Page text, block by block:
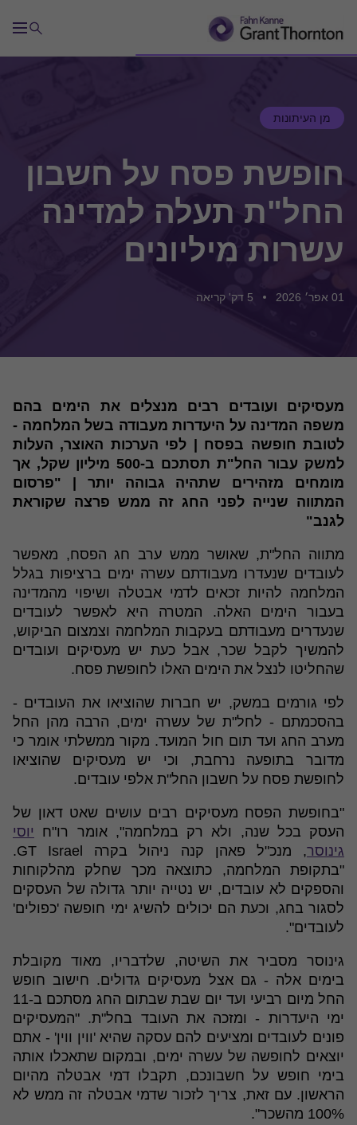
מן העיתונות
חופשת פסח על חשבון
החל"ת תעלה למדינה
עשרות מיליונים
01 אפר׳ 2026 5 דק' קריאה
מעסיקים ועובדים רבים מנצלים את הימים בהם
משפה המדינה על היעדרות מעבודה בשל המלחמה -
לטובת חופשה בפסח | לפי הערכות האוצר, העלות
למשק עבור החל"ת תסתכם ב-500 מיליון שקל, אך
מומחים מזהירים שתהיה גבוהה יותר | "פרסום
המתווה שנייה לפני החג זה ממש פרצה שקוראת
לגנב"
מתווה החל"ת, שאושר ממש ערב חג הפסח, מאפשר
לעובדים שנעדרו מעבודתם עשרה ימים ברציפות בגלל
המלחמה להיות זכאים לדמי אבטלה ושיפוי מהמדינה
בעבור הימים האלה. המטרה היא לאפשר לעובדים
שנעדרים מעבודתם בעקבות המלחמה וצמצום הביקוש,
להמשיך לקבל שכר, אבל כעת יש מעסיקים ועובדים
שהחליטו לנצל את הימים האלו לחופשת פסח.
לפי גורמים במשק, יש חברות שהוציאו את העובדים -
בהסכמתם - לחל"ת של עשרה ימים, הרבה מהן החל
מערב החג ועד תום חול המועד. מקור ממשלתי אומר כי
מדובר בתופעה נרחבת, וכי יש מעסיקים שהוציאו
לחופשת פסח על חשבון החל"ת אלפי עובדים.
"בחופשת הפסח מעסיקים רבים עושים שאט דאון של
העסק בכל שנה, ולא רק במלחמה", אומר רו"ח יוסי
גינוסר
, מנכ"ל פאהן קנה ניהול בקרה GT Israel.
"בתקופת המלחמה, כתוצאה מכך שחלק מהלקוחות
והספקים לא עובדים, יש נטייה יותר גדולה של העסקים
לסגור בחג, וכעת הם יכולים להשיג ימי חופשה 'כפולים'
לעובדים".
גינוסר מסביר את השיטה, שלדבריו, מאוד מקובלת
בימים אלה - גם אצל מעסיקים גדולים. חישוב חופש
החל מיום רביעי ועד יום שבת שבתום החג מסתכם ב-11
ימי היעדרות - ומזכה את העובד בחל"ת. "המעסיקים
פונים לעובדים ומציעים להם עסקה שהיא 'ווין ווין' - אתם
יוצאים לחופשה של עשרה ימים, ובמקום שתאכלו אותה
בימי חופש על חשבונכם, תקבלו דמי אבטלה מהיום
הראשון. עם זאת, צריך לזכור שדמי אבטלה זה ממש לא
100% מהשכר".